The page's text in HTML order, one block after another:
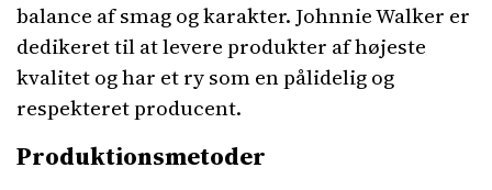
balance af smag og karakter. Johnnie Walker er
dedikeret til at levere produkter af højeste
kvalitet og har et ry som en pålidelig og
respekteret producent.
Produktionsmetoder